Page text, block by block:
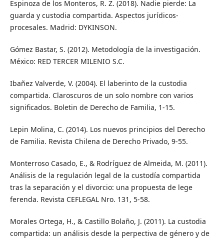
Espinoza de los Monteros, R. Z. (2018). Nadie pierde: La
guarda y custodia compartida. Aspectos jurídicos-
procesales. Madrid: DYKINSON.
Gómez Bastar, S. (2012). Metodología de la investigación.
México: RED TERCER MILENIO S.C.
Ibañez Valverde, V. (2004). El laberinto de la custodia
compartida. Claroscuros de un solo nombre con varios
significados. Boletin de Derecho de Familia, 1-15.
Lepin Molina, C. (2014). Los nuevos principios del Derecho
de Familia. Revista Chilena de Derecho Privado, 9-55.
Monterroso Casado, E., & Rodríguez de Almeida, M. (2011).
Análisis de la regulación legal de la custodía compartida
tras la separación y el divorcio: una propuesta de lege
ferenda. Revista CEFLEGAL Nro. 131, 5-58.
Morales Ortega, H., & Castillo Bolaño, J. (2011). La custodia
compartida: un análisis desde la perpectiva de género y de